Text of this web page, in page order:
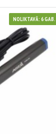
NOLIKTAVĀ: 6 GAB.